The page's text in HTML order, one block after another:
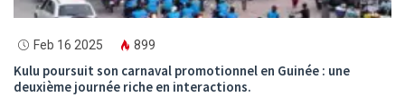
Feb 16 2025 899
Kulu poursuit son carnaval promotionnel en Guinée : une
deuxième journée riche en interactions.